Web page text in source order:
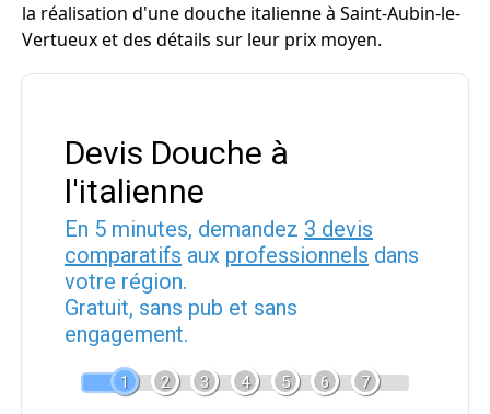
la réalisation d'une douche italienne à Saint-Aubin-le-
Vertueux et des détails sur leur prix moyen.
Devis Douche à
l'italienne
En 5 minutes, demandez 3 devis
comparatifs aux professionnels dans
votre région.
Gratuit, sans pub et sans
engagement.
1 2 3 4 5 6 7